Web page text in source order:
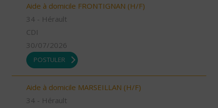
Aide à domicile FRONTIGNAN (H/F)
34 - Hérault
CDI
30/07/2026
POSTULER
Aide à domicile MARSEILLAN (H/F)
34 - Hérault